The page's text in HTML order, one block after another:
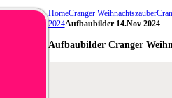
HomeCranger Weihnachtszauber
2024Aufbaubilder 14.Nov 2024
Aufbaubilder Cranger